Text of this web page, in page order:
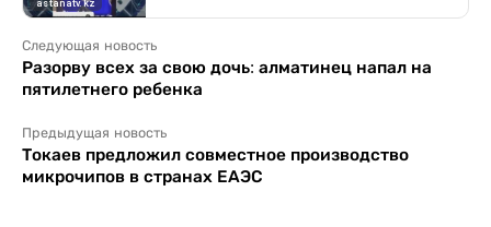
Следующая новость
Разорву всех за свою дочь: алматинец напал на
пятилетнего ребенка
Предыдущая новость
Токаев предложил совместное производство
микрочипов в странах ЕАЭС